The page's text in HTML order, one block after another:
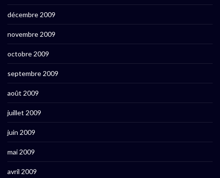
décembre 2009
novembre 2009
octobre 2009
septembre 2009
août 2009
juillet 2009
juin 2009
mai 2009
avril 2009